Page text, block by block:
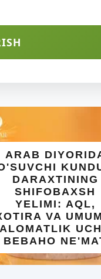
ARAB
DARAXTINING
SHIFOBAXSH
YELIMI: AQL,
VA
BEBAHO